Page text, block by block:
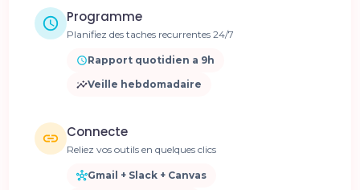
Programme
Planifiez des taches recurrentes 24/7
Rapport quotidien a 9h
Veille hebdomadaire
Connecte
Reliez vos outils en quelques clics
Gmail + Slack + Canvas